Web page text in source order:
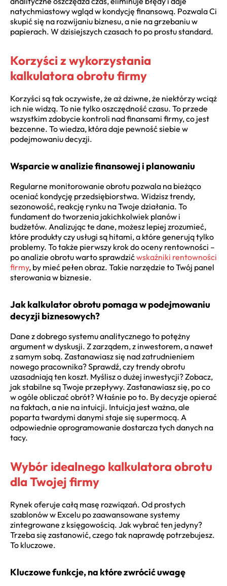
natychmiastowy wgląd w kondycję finansową. Pozwala Ci
skupić się na rozwijaniu biznesu, a nie na grzebaniu w
papierach. W dzisiejszych czasach to po prostu standard.
Korzyści z wykorzystania
kalkulatora obrotu firmy
Korzyści są tak oczywiste, że aż dziwne, że niektórzy wciąż
ich nie widzą. To nie tylko oszczędność czasu. To przede
wszystkim zdobycie kontroli nad finansami firmy, co jest
bezcenne. To wiedza, która daje pewność siebie w
podejmowaniu decyzji.
Wsparcie w analizie finansowej i planowaniu
Regularne monitorowanie obrotu pozwala na bieżąco
oceniać kondycję przedsiębiorstwa. Widzisz trendy,
sezonowość, reakcję rynku na Twoje działania. To
fundament do tworzenia jakichkolwiek planów i
budżetów. Analizując te dane, możesz lepiej zrozumieć,
które produkty czy usługi są hitami, a które generują tylko
problemy. To także pierwszy krok do oceny rentowności –
po analizie obrotu warto sprawdzićwskaźniki rentowności
firmy, by mieć pełen obraz. Takie narzędzie to Twój panel
sterowania w biznesie.
Jak kalkulator obrotu pomaga w podejmowaniu
decyzji biznesowych?
Dane z dobrego systemu analitycznego to potężny
argument w dyskusji. Z zarządem, z inwestorem, a nawet
z samym sobą. Zastanawiasz się nad zatrudnieniem
nowego pracownika? Sprawdź, czy trendy obrotu
uzasadniają ten koszt. Myślisz o dużej inwestycji? Zobacz,
jak stabilne są Twoje przepływy. Zastanawiasz się, po co
w ogóle obliczać obrót? Właśnie po to. By decyzje opierać
na faktach, a nie na intuicji. Intuicja jest ważna, ale
poparta twardymi danymi staje się supermocą. A
odpowiednie oprogramowanie dostarcza tych danych na
tacy.
Wybór idealnego kalkulatora obrotu
dla Twojej firmy
Rynek oferuje całą masę rozwiązań. Od prostych
szablonów w Excelu po zaawansowane systemy
zintegrowane z księgowością. Jak wybrać ten jedyny?
Trzeba się zastanowić, czego tak naprawdę potrzebujesz.
To kluczowe.
Kluczowe funkcje, na które zwrócić uwagę